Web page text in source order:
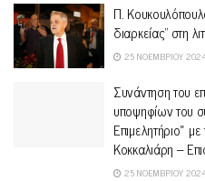
Π.
διαρκείας” στη
25 ΝΟΕΜΒΡΊΟΥ
Συνάντηση του
υποψηφίων του
Επιμελητήριο»
Κοκκαλιάρη –
25 ΝΟΕΜΒΡΊΟΥ